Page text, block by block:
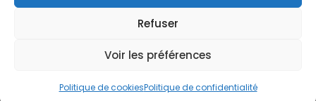
Refuser
Voir les préférences
Politique de cookiesPolitique de confidentialité
© 2025 ¡Viva Villa!. Tous droits réservés | Site
créé parMaison Dīcēs